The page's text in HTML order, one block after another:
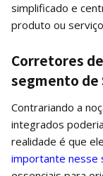
simplificado e
produto ou
Corretores
segmento de
Contrariando a
integrados
realidade é que
importante nesse